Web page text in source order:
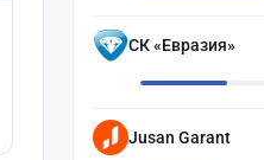
СК «Евразия»
Jusan Garant